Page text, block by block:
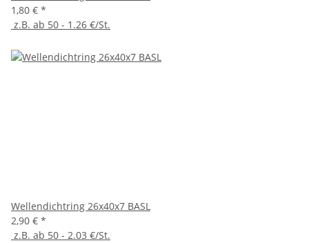
1,80 € *
z.B. ab 50 - 1.26 €/St.
Wellendichtring 26x40x7 BASL
2,90 € *
z.B. ab 50 - 2.03 €/St.